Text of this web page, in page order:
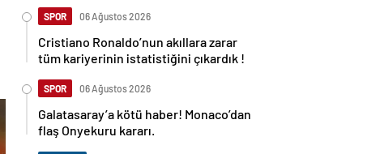
SPOR 06 Ağustos 2026
Cristiano Ronaldo’nun akıllara zarar
tüm kariyerinin istatistiğini çıkardık !
SPOR 06 Ağustos 2026
Galatasaray’a kötü haber! Monaco’dan
flaş Onyekuru kararı.